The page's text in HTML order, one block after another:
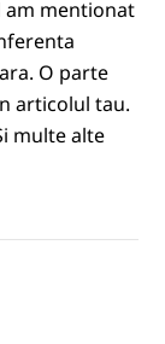
am mentionat
O parte
articolul tau.
multe alte